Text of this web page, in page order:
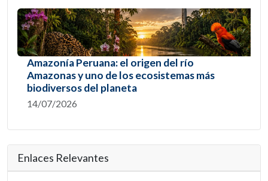
Amazonía Peruana: el origen del río
Amazonas y uno de los ecosistemas más
biodiversos del planeta
14/07/2026
Enlaces Relevantes